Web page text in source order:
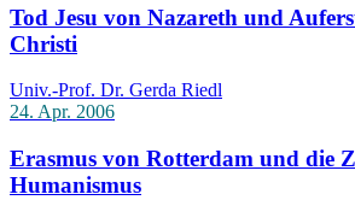
Tod Jesu von Nazareth und
Christi
Univ.-Prof. Dr. Gerda Riedl
24. Apr. 2006
Erasmus von Rotterdam und die
Humanismus